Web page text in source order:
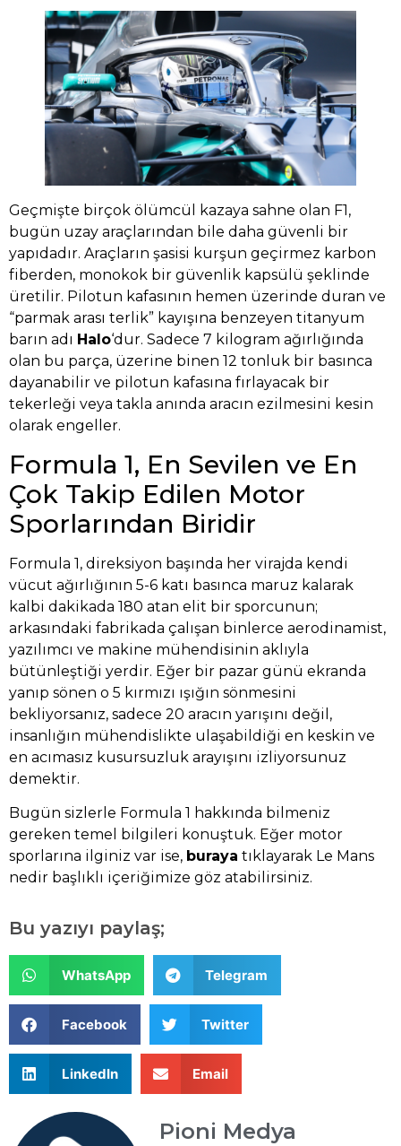
Geçmişte birçok ölümcül kazaya sahne olan F1,
bugün uzay araçlarından bile daha güvenli bir
yapıdadır. Araçların şasisi kurşun geçirmez karbon
fiberden, monokok bir güvenlik kapsülü şeklinde
üretilir. Pilotun kafasının hemen üzerinde duran ve
“parmak arası terlik” kayışına benzeyen titanyum
barın adı Halo‘dur. Sadece 7 kilogram ağırlığında
olan bu parça, üzerine binen 12 tonluk bir basınca
dayanabilir ve pilotun kafasına fırlayacak bir
tekerleği veya takla anında aracın ezilmesini kesin
olarak engeller.
Formula 1, En Sevilen ve En
Çok Takip Edilen Motor
Sporlarından Biridir
Formula 1, direksiyon başında her virajda kendi
vücut ağırlığının 5-6 katı basınca maruz kalarak
kalbi dakikada 180 atan elit bir sporcunun;
arkasındaki fabrikada çalışan binlerce aerodinamist,
yazılımcı ve makine mühendisinin aklıyla
bütünleştiği yerdir. Eğer bir pazar günü ekranda
yanıp sönen o 5 kırmızı ışığın sönmesini
bekliyorsanız, sadece 20 aracın yarışını değil,
insanlığın mühendislikte ulaşabildiği en keskin ve
en acımasız kusursuzluk arayışını izliyorsunuz
demektir.
Bugün sizlerle Formula 1 hakkında bilmeniz
gereken temel bilgileri konuştuk. Eğer motor
sporlarına ilginiz var ise, buraya tıklayarak Le Mans
nedir başlıklı içeriğimize göz atabilirsiniz.
Bu yazıyı paylaş;
WhatsApp Telegram
Facebook Twitter
LinkedIn Email
Pioni Medya